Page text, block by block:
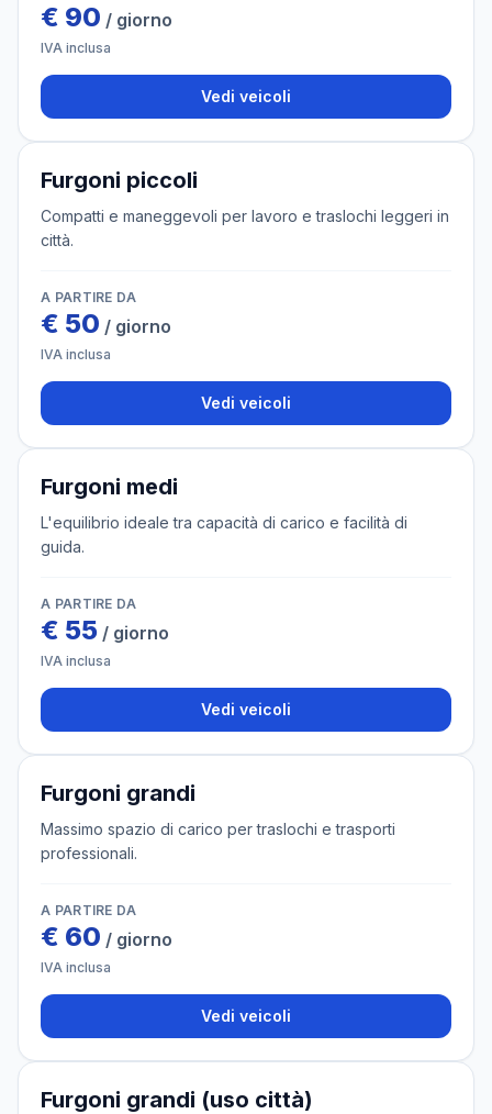
€ 90 / giorno
IVA inclusa
Vedi veicoli
3 veicoli
Furgoni piccoli
Compatti e maneggevoli per lavoro e traslochi leggeri in
città.
A PARTIRE DA
€ 50 / giorno
IVA inclusa
Vedi veicoli
4 veicoli
Furgoni medi
L'equilibrio ideale tra capacità di carico e facilità di
guida.
A PARTIRE DA
€ 55 / giorno
IVA inclusa
Vedi veicoli
6 veicoli
Furgoni grandi
Massimo spazio di carico per traslochi e trasporti
professionali.
A PARTIRE DA
€ 60 / giorno
IVA inclusa
Vedi veicoli
4 veicoli
Furgoni grandi (uso città)